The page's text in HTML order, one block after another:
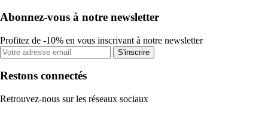
Abonnez-vous à notre newsletter
Profitez de -10% en vous inscrivant à notre newsletter
S'inscrire
Restons connectés
Retrouvez-nous sur les réseaux sociaux